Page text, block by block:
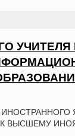
УЧИТЕЛЯ
ВЫСШЕМУ